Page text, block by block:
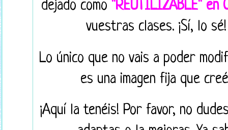
dejado como"REUTILIZABLE" en
vuestras clases. ¡Sí, lo
Lo único que no vais a poder
es una imagen fija que
¡Aquí la tenéis! Por favor, no